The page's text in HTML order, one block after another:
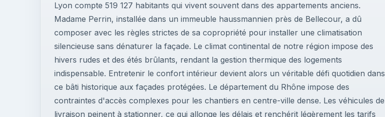
Lyon compte 519 127 habitants qui vivent souvent dans des appartements anciens.
Madame Perrin, installée dans un immeuble haussmannien près de Bellecour, a dû
composer avec les règles strictes de sa copropriété pour installer une climatisation
silencieuse sans dénaturer la façade. Le climat continental de notre région impose des
hivers rudes et des étés brûlants, rendant la gestion thermique des logements
indispensable. Entretenir le confort intérieur devient alors un véritable défi quotidien dans
ce bâti historique aux façades protégées. Le département du Rhône impose des
contraintes d'accès complexes pour les chantiers en centre-ville dense. Les véhicules de
livraison peinent à stationner, ce qui allonge les délais et renchérit légèrement les tarifs